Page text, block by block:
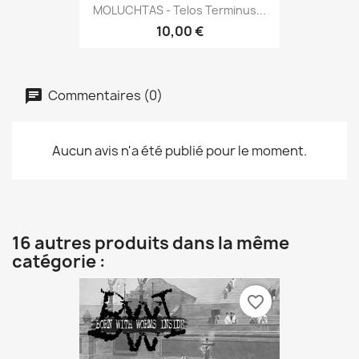
MOLUCHTAS - Telos Terminus...
10,00 €
Commentaires (0)
Aucun avis n'a été publié pour le moment.
16 autres produits dans la même
catégorie :
favorite_border